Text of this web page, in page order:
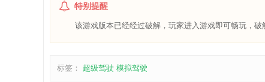
特别提醒
该游戏版本已经经过破解，玩家进入游戏即可畅玩，破
标签： 超级驾驶 模拟驾驶